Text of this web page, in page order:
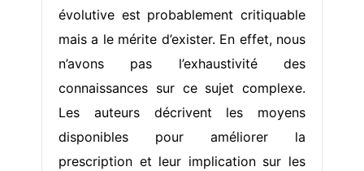
évolutive est probablement critiquable
mais a le mérite d’exister. En effet, nous
n’avons pas l’exhaustivité des
connaissances sur ce sujet complexe.
Les auteurs décrivent les moyens
disponibles pour améliorer la
prescription et leur implication sur les